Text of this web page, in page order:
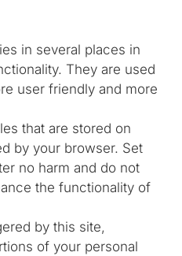
in several places in
They are used
user friendly and more
that are stored on
by your browser. Set
no harm and do not
the functionality of
by this site,
of your personal